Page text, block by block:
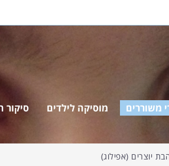
משוררים מוסיקה לילדים סיקור